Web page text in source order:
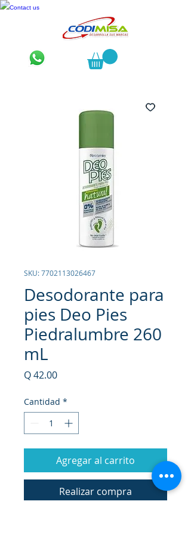
Contact us
SKU: 7702113026467
Desodorante para
pies Deo Pies
Piedralumbre 260
mL
Q 42.00Precio
Cantidad *
Agregar al carrito
Realizar compra